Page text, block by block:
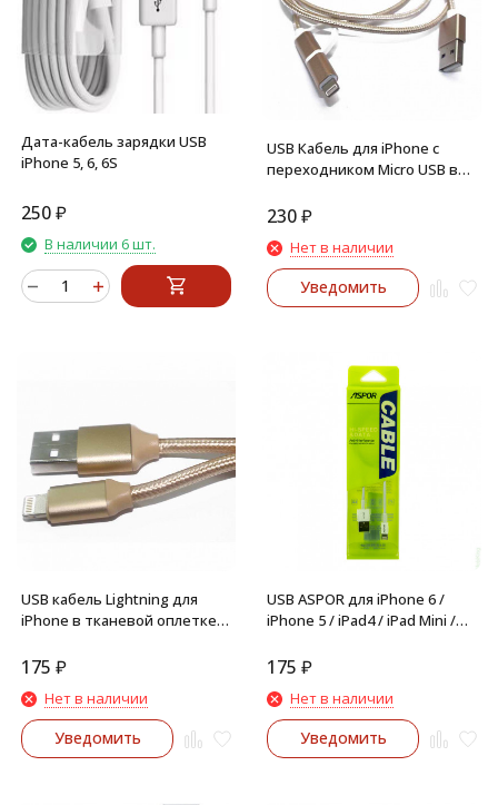
Дата-кабель зарядки USB
iPhone 5, 6, 6S
250₽
В наличии 6 шт.
USB Кабель для iPhone с
переходником Micro USB в
металлическими
230₽
Нет в наличии
Уведомить
USB кабель Lightning для
iPhone в тканевой оплетке
175 ₽
Нет в наличии
Уведомить
USB ASPOR для iPhone 6 /
iPhone 5 / iPad4 / iPad Mini /
175 ₽
Нет в наличии
Уведомить